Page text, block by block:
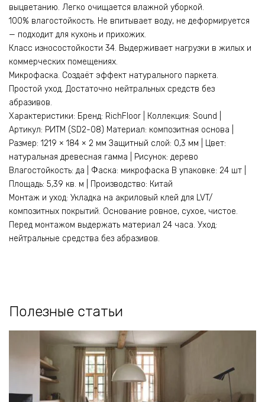
выцветанию. Легко очищается влажной уборкой.
100% влагостойкость. Не впитывает воду, не деформируется
— подходит для кухонь и прихожих.
Класс износостойкости 34. Выдерживает нагрузки в жилых и
коммерческих помещениях.
Микрофаска. Создаёт эффект натурального паркета.
Простой уход. Достаточно нейтральных средств без
абразивов.
Характеристики: Бренд: RichFloor | Коллекция: Sound |
Артикул: РИТМ (SD2-08) Материал: композитная основа |
Размер: 1219 × 184 × 2 мм Защитный слой: 0,3 мм | Цвет:
натуральная древесная гамма | Рисунок: дерево
Влагостойкость: да | Фаска: микрофаска В упаковке: 24 шт |
Площадь: 5,39 кв. м | Производство: Китай
Монтаж и уход: Укладка на акриловый клей для LVT/
композитных покрытий. Основание ровное, сухое, чистое.
Перед монтажом выдержать материал 24 часа. Уход:
нейтральные средства без абразивов.
Полезные статьи